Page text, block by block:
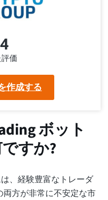
価
作成する
ボット
すか?
、経験豊富なトレーダ
方が非常に不安定な市